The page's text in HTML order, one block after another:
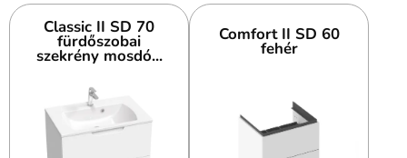
Classic II SD 70
fürdőszobai
szekrény mosdó...
Comfort II SD 60
fehér